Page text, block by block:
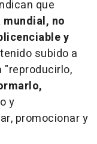
que
no
y
subido a
"reproducirlo,
y
promocionar y